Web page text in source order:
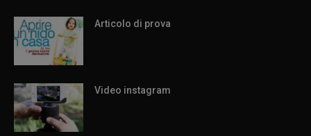
Articolo di prova
Video instagram